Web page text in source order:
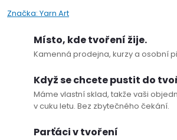
Značka: Yarn Art
Místo, kde tvoření žije.
Kamenná prodejna, kurzy a osobní
Když se chcete pustit do
Máme vlastní sklad, takže vaši
v cuku letu. Bez zbytečného čekání.
Parťáci v tvoření